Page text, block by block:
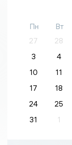
Пн Вт
27
28
3
4
10
11
17
18
24
25
31
1